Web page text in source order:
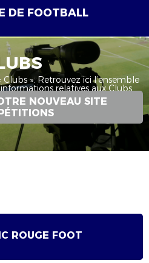
DE FOOTBALL
». Retrouvez ici l’ensemble
relatives aux Clubs.
NOUVEAU SITE
ROUGE FOOT